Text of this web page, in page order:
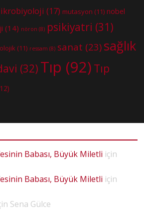
(17) mutasyon (11) nobel
(14) nöron (8) psikiyatri (31)
(11) ressam (8) sanat (23) sağlık
(32) Tıp (92) Tıp
Babası, Büyük Miletli için
Babası, Büyük Miletli için
Sena Gülce